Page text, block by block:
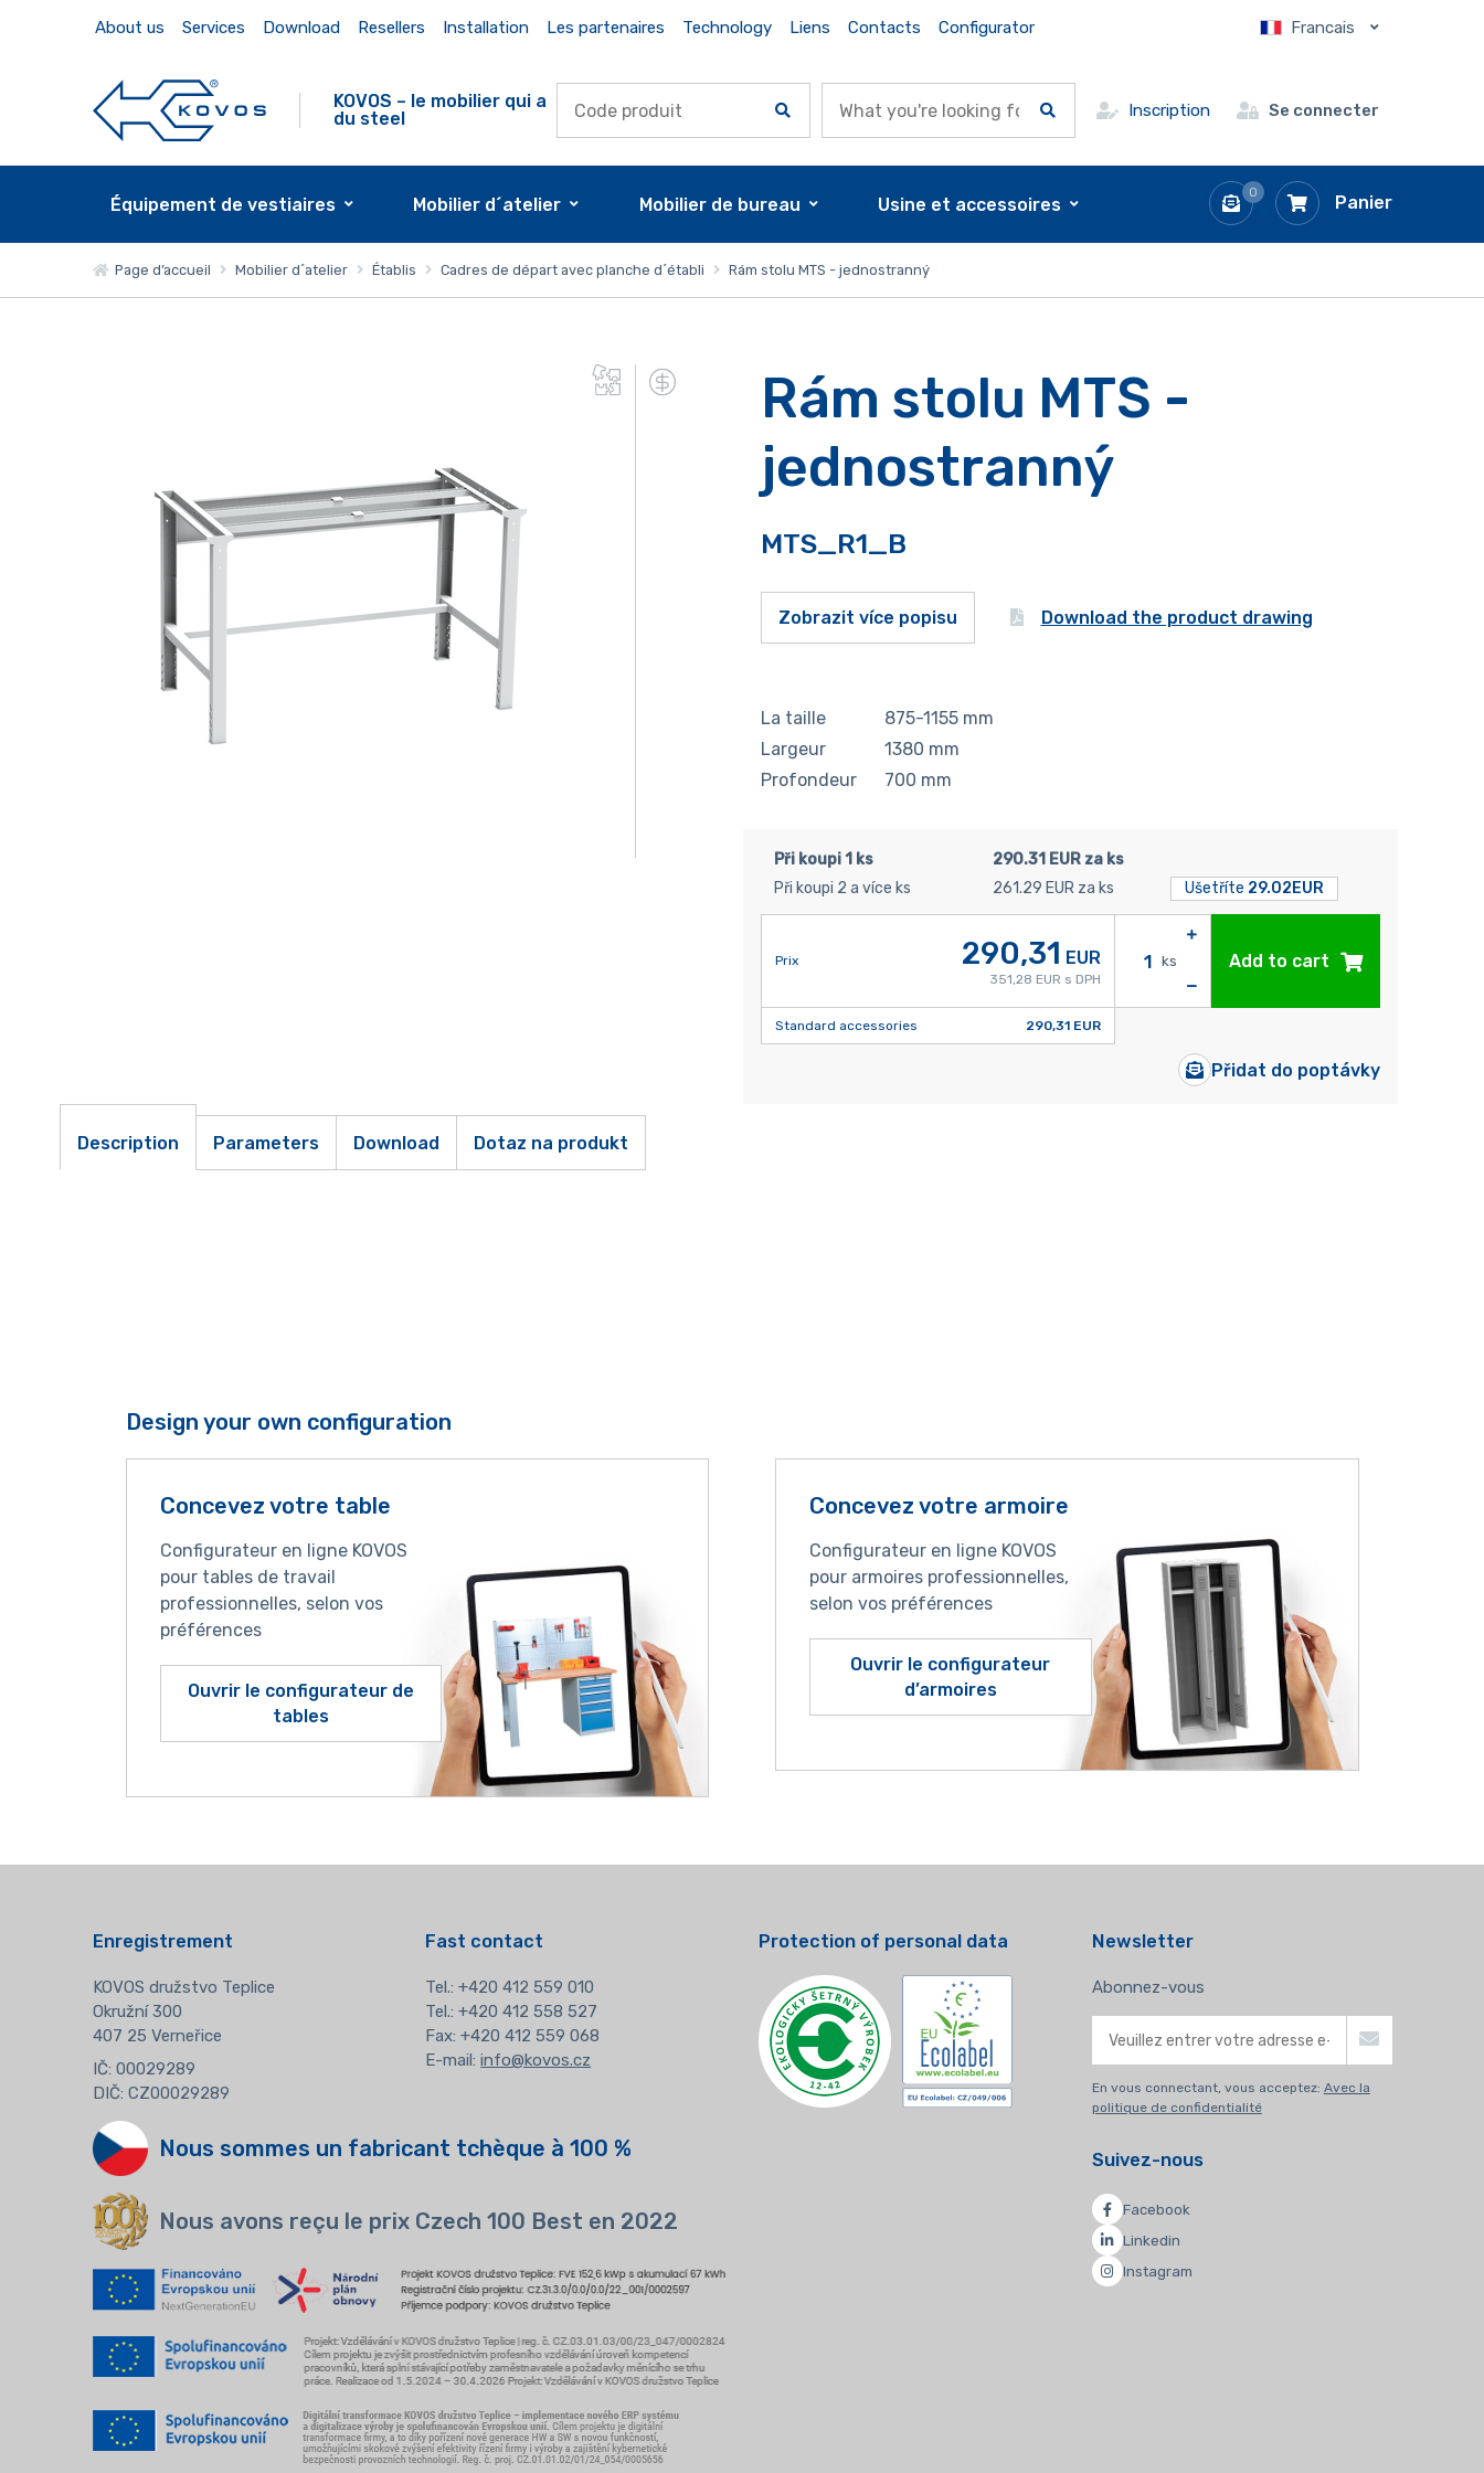
About us Services Download Resellers Installation Les partenaires Technology Liens Contacts Configurator Francais
KOVOS – le mobilier qui a
du steel
Inscription Se connecter
0 Panier
Équipement de vestiaires Mobilier d´atelier Mobilier de bureau Usine et accessoires
Page d’accueil Mobilier d´atelier Établis Cadres de départ avec planche d´établi Rám stolu MTS - jednostranný
Rám stolu MTS -
jednostranný
MTS_R1_B
Zobrazit více popisu Download the product drawing
La taille 875-1155mm
Largeur
1380 mm
Profondeur
700 mm
Při koupi 1 ks
290.31 EUR za ks
Při koupi 2 a více ks
261.29 EUR za ks Ušetříte 29.02EUR
Prix 290,31 EUR
351,28 EUR s DPH
Standard accessories 290,31 EUR
ks Add to cart
Přidat do poptávky
Description Parameters Download Dotaz na produkt
Design your own configuration
Concevez votre table
Configurateur en ligne KOVOS
pour tables de travail
professionnelles, selon vos
préférences
Ouvrir le configurateur de
tables
Concevez votre armoire
Configurateur en ligne KOVOS
pour armoires professionnelles,
selon vos préférences
Ouvrir le configurateur
d’armoires
Enregistrement
KOVOS družstvo Teplice
Okružní 300
407 25 Verneřice
IČ: 00029289
DIČ: CZ00029289
Fast contact
Tel.:+420 412 559 010
Tel.: +420 412 558 527
Fax: +420 412 559 068
E-mail:info@kovos.cz
Nous sommes un fabricant tchèque à 100 %
Nous avons reçu le prix Czech 100 Best en 2022
Protection of personal data Newsletter
Abonnez-vous
En vous connectant, vous acceptez: Avec la
politique de confidentialité
Suivez-nous
Facebook
Linkedin
Instagram